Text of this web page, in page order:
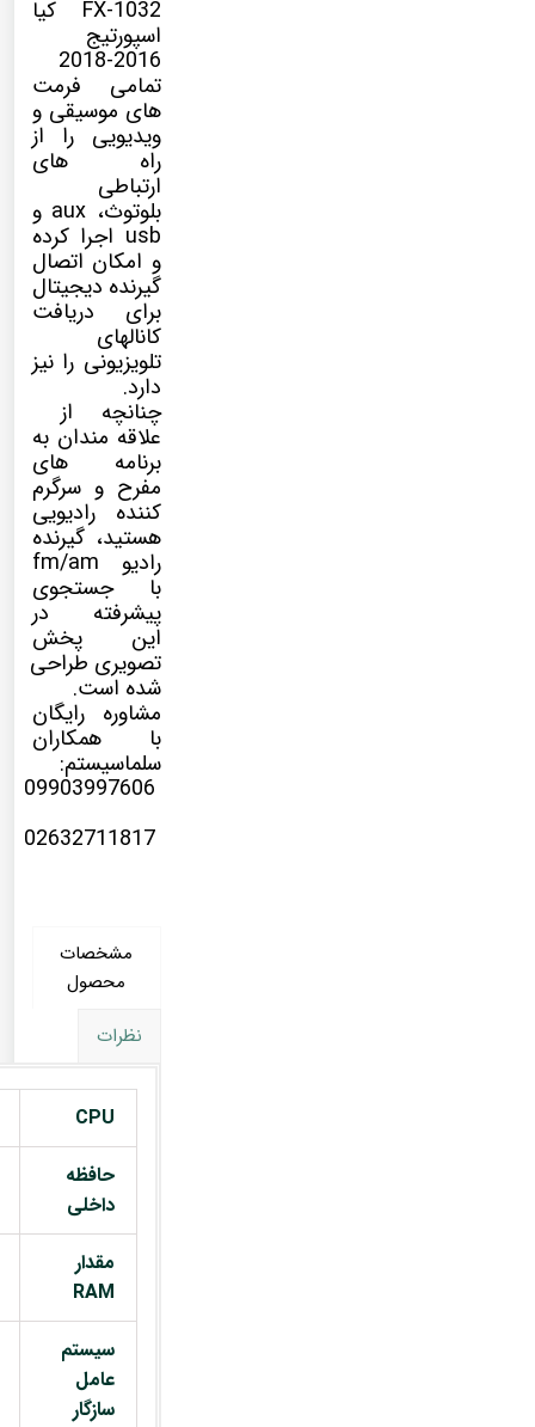
FX-1032 کیا
اسپورتیج
2016-2018
تمامی فرمت
های موسیقی و
ویدیویی را از
راه های
ارتباطی
بلوتوث، aux و
usb اجرا کرده
و امکان اتصال
گیرنده دیجیتال
برای دریافت
کانالهای
تلویزیونی را نیز
دارد.
چنانچه از
علاقه مندان به
برنامه های
مفرح و سرگرم
کننده رادیویی
هستید، گیرنده
رادیو fm/am
با جستجوی
پیشرفته در
این پخش
تصویری طراحی
شده است.
مشاوره رایگان
با همکاران
سلماسیستم:
09903997606
02632711817
مشخصات
محصول
نظرات
CPU
حافظه
داخلی
مقدار
RAM
سیستم
عامل
سازگار